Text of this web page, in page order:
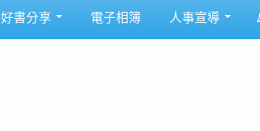
好書分享 電子相簿 人事宣導